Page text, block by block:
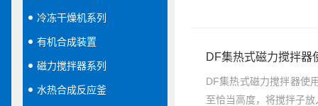
冷冻干燥机系列
有机合成装置
磁力搅拌器系列
水热合成反应釜
DF集热式磁力搅拌器
DF集热式磁力搅拌器使
至恰当高度，将搅拌子